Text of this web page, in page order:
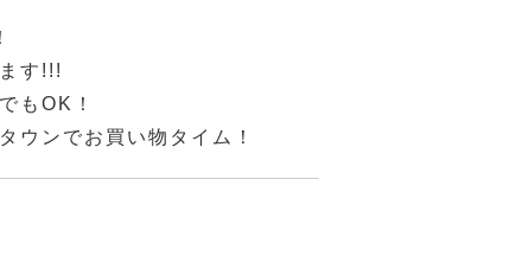
ます!!!
もOK！
ウンでお買い物タイム！